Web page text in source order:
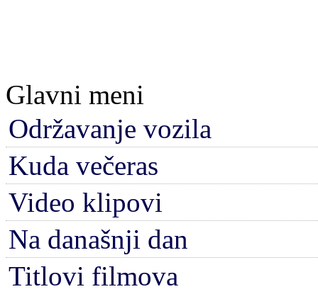
Glavni meni
Održavanje vozila
Kuda večeras
Video klipovi
Na današnji dan
Titlovi filmova